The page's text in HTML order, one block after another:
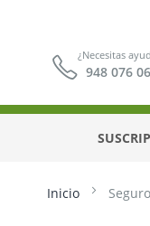
¿Necesitas
948 076
Inicio